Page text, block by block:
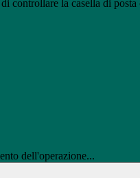
controllare la casella di posta
dell'operazione...